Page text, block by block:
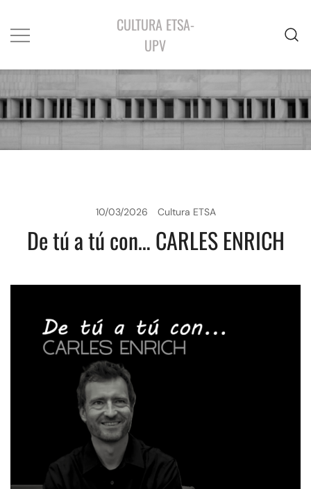
CULTURA ETSA-
UPV
10/03/2026 Cultura ETSA
De tú a tú con… CARLES ENRICH